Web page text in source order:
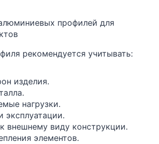
рекомендуется учитывать:
изделия.
нагрузки.
эксплуатации.
внешнему виду конструкции.
элементов.